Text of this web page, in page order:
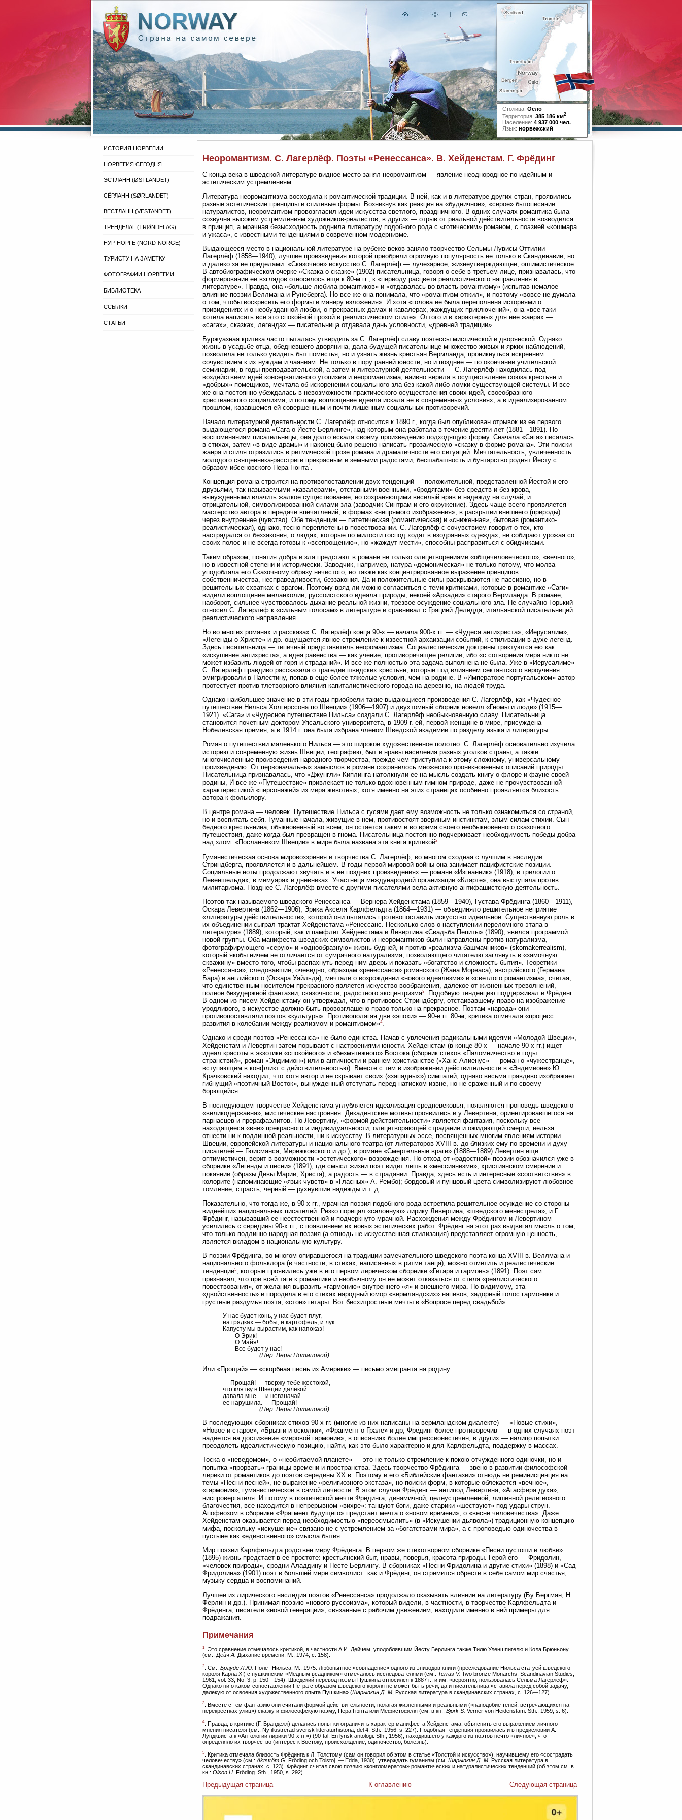
Столица: Осло
Территория: 385 186 км2
Население: 4 937 000 чел.
Язык: норвежский
ИСТОРИЯ НОРВЕГИИ
НОРВЕГИЯ СЕГОДНЯ
ЭСТЛАНН (ØSTLANDET)
СЁРЛАНН (SØRLANDET)
ВЕСТЛАНН (VESTANDET)
ТРЁНДЕЛАГ (TRØNDELAG)
НУР-НОРГЕ (NORD-NORGE)
ТУРИСТУ НА ЗАМЕТКУ
ФОТОГРАФИИ НОРВЕГИИ
БИБЛИОТЕКА
ССЫЛКИ
СТАТЬИ
Неоромантизм. С. Лагерлёф. Поэты «Ренессанса». В. Хейденстам. Г. Фрёдинг
С конца века в шведской литературе видное место занял неоромантизм — явление неоднородное по идейным и
эстетическим устремлениям.
Литература неоромантизма восходила к романтической традиции. В ней, как и в литературе других стран, проявились
разные эстетические принципы и стилевые формы. Возникнув как реакция на «будничное», «серое» бытописание
натуралистов, неоромантизм провозгласил идеи искусства светлого, праздничного. В одних случаях романтика была
созвучна высоким устремлениям художников-реалистов, в других — отрыв от реальной действительности возводился
в принцип, а мрачная безысходность роднила литературу подобного рода с «готическим» романом, с поэзией «кошмара
и ужаса», с известными тенденциями в современном модернизме.
Выдающееся место в национальной литературе на рубеже веков заняло творчество Сельмы Лувисы Оттилии
Лагерлёф (1858—1940), лучшие произведения которой приобрели огромную популярность не только в Скандинавии, но
и далеко за ее пределами. «Сказочное» искусство С. Лагерлёф — лучезарное, жизнеутверждающее, оптимистическое.
В автобиографическом очерке «Сказка о сказке» (1902) писательница, говоря о себе в третьем лице, признавалась, что
формирование ее взглядов относилось еще к 80-м гг., к «периоду расцвета реалистического направления в
литературе». Правда, она «больше любила романтиков» и «отдавалась во власть романтизму» (испытав немалое
влияние поэзии Веллмана и Рунеберга). Но все же она понимала, что «романтизм отжил», и поэтому «вовсе не думала
о том, чтобы воскресить его формы и манеру изложения». И хотя «голова ее была переполнена историями о
привидениях и о необузданной любви, о прекрасных дамах и кавалерах, жаждущих приключений», она «все-таки
хотела написать все это спокойной прозой в реалистическом стиле». Оттого и в характерных для нее жанрах —
«сагах», сказках, легендах — писательница отдавала дань условности, «древней традиции».
Буржуазная критика часто пыталась утвердить за С. Лагерлёф славу поэтессы мистической и дворянской. Однако
жизнь в усадьбе отца, обедневшего дворянина, дала будущей писательнице множество живых и ярких наблюдений,
позволила не только увидеть быт поместья, но и узнать жизнь крестьян Вермланда, проникнуться искренним
сочувствием к их нуждам и чаяниям. Не только в пору ранней юности, но и позднее — по окончании учительской
семинарии, в годы преподавательской, а затем и литературной деятельности — С. Лагерлёф находилась под
воздействием идей консервативного утопизма и неоромантизма, наивно верила в осуществление союза крестьян и
«добрых» помещиков, мечтала об искоренении социального зла без какой-либо ломки существующей системы. И все
же она постоянно убеждалась в невозможности практического осуществления своих идей, своеобразного
христианского социализма, и потому воплощение идеала искала не в современных условиях, а в идеализированном
прошлом, казавшемся ей совершенным и почти лишенным социальных противоречий.
Начало литературной деятельности С. Лагерлёф относится к 1890 г., когда был опубликован отрывок из ее первого
выдающегося романа «Сага о Йесте Берлинге», над которым она работала в течение десяти лет (1881—1891). По
воспоминаниям писательницы, она долго искала своему произведению подходящую форму. Сначала «Сага» писалась
в стихах, затем «в виде драмы» и наконец было решено написать прозаическую «сказку в форме романа». Эти поиски
жанра и стиля отразились в ритмической прозе романа и драматичности его ситуаций. Мечтательность, увлеченность
молодого священника-расстриги прекрасным и земными радостями, бесшабашность и бунтарство роднят Йесту с
образом ибсеновского Пера Гюнта1.
Концепция романа строится на противопоставлении двух тенденций — положительной, представленной Йестой и его
друзьями, так называемыми «кавалерами», отставными военными, «бродягами» без средств и без крова,
вынужденными влачить жалкое существование, но сохраняющими веселый нрав и надежду на случай, и
отрицательной, символизированной силами зла (заводчик Синтрам и его окружение). Здесь чаще всего проявляется
мастерство автора в передаче впечатлений, в формах «непрямого изображения», в раскрытии внешнего (природы)
через внутреннее (чувство). Обе тенденции — патетическая (романтическая) и «сниженная», бытовая (романтико-
реалистическая), однако, тесно переплетены в повествовании. С. Лагерлёф с сочувствием говорит о тех, кто
настрадался от беззакония, о людях, которые по милости господ ходят в изодранных одеждах, не собирают урожая со
своих полос и не всегда готовы к «всепрощению», но «жаждут мести», способны расправиться с обидчиками.
Таким образом, понятия добра и зла предстают в романе не только олицетворениями «общечеловеческого», «вечного»,
но в известной степени и исторически. Заводчик, например, натура «демоническая» не только потому, что молва
уподобляла его Сказочному образу нечистого, но также как концентрированное выражение принципов
собственничества, несправедливости, беззакония. Да и положительные силы раскрываются не пассивно, но в
решительных схватках с врагом. Поэтому вряд ли можно согласиться с теми критиками, которые в романтике «Саги»
видели воплощение меланхолии, руссоистского идеала природы, некоей «Аркадии» старого Вермланда. В романе,
наоборот, сильнее чувствовалось дыхание реальной жизни, трезвое осуждение социального зла. Не случайно Горький
относил С. Лагерлёф к «сильным голосам» в литературе и сравнивал с Грацией Деледда, итальянской писательницей
реалистического направления.
Но во многих романах и рассказах С. Лагерлёф конца 90-х — начала 900-х гг. — «Чудеса антихриста», «Иерусалим»,
«Легенды о Христе» и др. ощущается явное стремление к известной архаизации событий, к стилизации в духе легенд.
Здесь писательница — типичный представитель неоромантизма. Социалистические доктрины трактуются ею как
«искушение антихриста», а идея равенства — как учение, противоречащее религии, ибо «с сотворения мира никто не
может избавить людей от горя и страданий». И все же полностью эта задача выполнена не была. Уже в «Иерусалиме»
С. Лагерлёф правдиво рассказала о трагедии шведских крестьян, которые под влиянием сектантского вероучения
эмигрировали в Палестину, попав в еще более тяжелые условия, чем на родине. В «Императоре португальском» автор
протестует против тлетворного влияния капиталистического города на деревню, на людей труда.
Однако наибольшее значение в эти годы приобрели такие выдающиеся произведения С. Лагерлёф, как «Чудесное
путешествие Нильса Холгерссона по Швеции» (1906—1907) и двухтомный сборник новелл «Гномы и люди» (1915—
1921). «Сага» и «Чудесное путешествие Нильса» создали С. Лагерлёф необыкновенную славу. Писательница
становится почетным доктором Упсальского университета, в 1909 г. ей, первой женщине в мире, присуждена
Нобелевская премия, а в 1914 г. она была избрана членом Шведской академии по разделу языка и литературы.
Роман о путешествии маленького Нильса — это широкое художественное полотно. С. Лагерлёф основательно изучила
историю и современную жизнь Швеции, географию, быт и нравы населения разных уголков страны, а также
многочисленные произведения народного творчества, прежде чем приступила к этому сложному, универсальному
произведению. От первоначальных замыслов в романе сохранилось множество проникновенных описаний природы.
Писательница признавалась, что «Джунгли» Киплинга натолкнули ее на мысль создать книгу о флоре и фауне своей
родины, И все же «Путешествие» привлекает не только вдохновенным гимном природе, даже не прочувствованной
характеристикой «персонажей» из мира животных, хотя именно на этих страницах особенно проявляется близость
автора к фольклору.
В центре романа — человек. Путешествие Нильса с гусями дает ему возможность не только ознакомиться со страной,
но и воспитать себя. Гуманные начала, живущие в нем, противостоят звериным инстинктам, злым силам стихии. Сын
бедного крестьянина, обыкновенный во всем, он остается таким и во время своего необыкновенного сказочного
путешествия, даже когда был превращен в гнома. Писательница постоянно подчеркивает необходимость победы добра
над злом. «Посланником Швеции» в мире была названа эта книга критикой2.
Гуманистическая основа мировоззрения и творчества С. Лагерлёф, во многом сходная с лучшим в наследии
Стриндберга, проявляется и в дальнейшем. В годы первой мировой войны она занимает пацифистские позиции.
Социальные ноты продолжают звучать и в ее поздних произведениях — романе «Изгнанник» (1918), в трилогии о
Левеншельдах, в мемуарах и дневниках. Участница международной организации «Кларте», она выступала против
милитаризма. Позднее С. Лагерлёф вместе с другими писателями вела активную антифашистскую деятельность.
Поэтов так называемого шведского Ренессанса — Вернера Хейденстама (1859—1940), Густава Фрёдинга (1860—1911),
Оскара Левертина (1862—1906), Эрика Акселя Карлфельдта (1864—1931) — объединяло решительное неприятие
«литературы действительности», которой они пытались противопоставить искусство идеальное. Существенную роль в
их объединении сыграл трактат Хейденстама «Ренессанс. Несколько слов о наступлении переломного этапа в
литературе» (1889), который, как и памфлет Хейденстама и Левертина «Свадьба Пепиты» (1890), явился программой
новой группы. Оба манифеста шведских символистов и неоромантиков были направлены против натурализма,
фотографирующего «серую» и «однообразную» жизнь будней, и против «реализма башмачников» (skomakerrealism),
который якобы ничем не отличается от сумрачного натурализма, позволяющего читателю заглянуть в «замочную
скважину» вместо того, чтобы распахнуть перед ним дверь и показать «богатство и сложность бытия». Теоретики
«Ренессанса», следовавшие, очевидно, образцам «ренессанса» романского (Жана Мореаса), австрийского (Германа
Бара) и английского (Оскара Уайльда), мечтали о возрождении «нового идеализма» и «светлого романтизма», считая,
что единственным носителем прекрасного является искусство воображения, далекое от жизненных треволнений,
полное безудержной фантазии, сказочности, радостного эксцентризма3
. Подобную тенденцию поддерживал и Фрёдинг.
В одном из писем Хейденстаму он утверждал, что в противовес Стриндбергу, отстаивавшему право на изображение
уродливого, в искусстве должно быть провозглашено право только на прекрасное. Поэтам «народа» они
противопоставляли поэтов «культуры». Противополагая две «эпохи» — 90-е гг. 80-м, критика отмечала «процесс
развития в колебании между реализмом и романтизмом»4.
Однако и среди поэтов «Ренессанса» не было единства. Начав с увлечения радикальными идеями «Молодой Швеции»,
Хейденстам и Левертин затем порывают с настроениями юности. Хейденстам (в конце 80-х — начале 90-х гг.) ищет
идеал красоты в экзотике «спокойного» и «безмятежного» Востока (сборник стихов «Паломничество и годы
странствий», роман «Эндимион») или в античности и раннем христианстве («Ханс Алиенус» — роман о «чужестранце»,
вступающем в конфликт с действительностью). Вместе с тем в изображении действительности в «Эндимионе» Ю.
Крачковский находил, что хотя автор и не скрывает своих («западных») симпатий, однако весьма правдиво изображает
гибнущий «поэтичный Восток», вынужденный отступать перед натиском извне, но не сраженный и по-своему
борющийся.
В последующем творчестве Хейденстама углубляется идеализация средневековья, появляются проповедь шведского
«великодержавна», мистические настроения. Декадентские мотивы проявились и у Левертина, ориентировавшегося на
парнасцев и прерафаэлитов. По Левертину, «формой действительности» является фантазия, поскольку все
находящееся «вне» прекрасного и индивидуальности, олицетворяющей страдание и ожидающей смерти, нельзя
отнести ни к подлинной реальности, ни к искусству. В литературных эссе, посвященных многим явлениям истории
Швеции, европейской литературы и национального театра (от литераторов XVIII в. до близких ему по времени и духу
писателей — Гюисманса, Мережковского и др.), в романе «Смертельные враги» (1888—1889) Левертин еще
оптимистичен, верит в возможности «эстетического» возрождения. Но отход от «радостной» поэзии обозначился уже в
сборнике «Легенды и песни» (1891), где смысл жизни поэт видит лишь в «мессианизме», христианском смирении и
покаянии (образы Девы Марии, Христа), а радость — в страдании. Правда, здесь есть и интересные «соответствия» в
колорите (напоминающие «язык чувств» в «Гласных» А. Рембо); бордовый и пунцовый цвета символизируют любовное
томление, страсть, черный — рухнувшие надежды и т. д.
Показательно, что тогда же, в 90-х гг., мрачная поэзия подобного рода встретила решительное осуждение со стороны
виднейших национальных писателей. Резко порицал «салонную» лирику Левертина, «шведского менестреля», и Г.
Фрёдинг, называвший ее неестественной и подчеркнуто мрачной. Расхождения между Фрёдингом и Левертином
усилились с середины 90-х гг., с появлением их новых эстетических работ. Фрёдинг на этот раз выдвигал мысль о том,
что только подлинно народная поэзия (а отнюдь не искусственная стилизация) представляет огромную ценность,
является вкладом в национальную культуру.
В поэзии Фрёдинга, во многом опиравшегося на традиции замечательного шведского поэта конца XVIII в. Веллмана и
национального фольклора (в частности, в стихах, написанных в ритме танца), можно отметить и реалистические
тенденции5, которые проявились уже в его первом лирическом сборнике «Гитара и гармонь» (1891). Поэт сам
признавал, что при всей тяге к романтике и необычному он не может отказаться от стиля «реалистического
повествования», от желания выразить «гармонию» внутреннего «я» и внешнего мира. По-видимому, эта
«двойственность» и породила в его стихах народный юмор «вермландских» напевов, задорный голос гармоники и
грустные раздумья поэта, «стон» гитары. Вот бесхитростные мечты в «Вопросе перед свадьбой»:
У нас будет конь, у нас будет плуг,
на грядках — бобы, и картофель, и лук.
Капусту мы вырастим, как напоказ!
О Эрик!
О Майя!
Все будет у нас!
(Пер. Веры Потаповой)
Или «Прощай» — «скорбная песнь из Америки» — письмо эмигранта на родину:
— Прощай! — твержу тебе жестокой,
что клятву в Швеции далекой
давала мне — и невзначай
ее нарушила. — Прощай!
(Пер. Веры Потаповой)
В последующих сборниках стихов 90-х гг. (многие из них написаны на вермландском диалекте) — «Новые стихи»,
«Новое и старое», «Брызги и осколки», «Фрагмент о Грале» и др, Фрёдинг более противоречив — в одних случаях поэт
надеется на достижение «мировой гармонии», в описаниях более импрессионистичен, в других — налицо попытки
преодолеть идеалистическую позицию, найти, как это было характерно и для Карлфельдта, поддержку в массах.
Тоска о «неведомом», о «необитаемой планете» — это не только стремление к покою отчужденного одиночки, но и
попытка «прорвать» границы времени и пространства. Здесь творчество Фрёдинга — звено в развитии философской
лирики от романтиков до поэтов середины XX в. Поэтому и его «Библейские фантазии» отнюдь не реминисценция на
темы «Песни песней», не выражение «религиозного экстаза», но поиски форм, в которые облекается «вечное»,
«гармония», гуманистическое в самой личности. В этом случае Фрёдинг — антипод Левертина, «Агасфера духа»,
ниспровергателя. И потому в поэтической мечте Фрёдинга, динамичной, целеустремленной, лишенной религиозного
благочестия, все находится в непрерывном «вихре»: танцуют боги, даже старики «шествуют» под удары струн.
Апофеозом в сборнике «Фрагмент будущего» предстает мечта о «новом времени», о «весне человечества». Даже
Хейденстам оказывается перед необходимостью «переосмыслить» (в «Искушении дьявола») традиционную концепцию
мифа, поскольку «искушение» связано не с устремлением за «богатствами мира», а с проповедью одиночества в
пустыне как «единственного» смысла бытия.
Мир поэзии Карлфельдта родствен миру Фрёдинга. В первом же стихотворном сборнике «Песни пустоши и любви»
(1895) жизнь предстает в ее простоте: крестьянский быт, нравы, поверья, красота природы. Герой его — Фридолин,
«человек природы», сродни Аладдину и Песте Берлингу. В сборниках «Песни Фридолина и другие стихи» (1898) и «Сад
Фридолина» (1901) поэт в большей мере символист: как и Фрёдинг, он стремится обрести в себе самом мир счастья,
музыку сердца и воспоминаний.
Лучшее из лирического наследия поэтов «Ренессанса» продолжало оказывать влияние на литературу (Бу Бергман, Н.
Ферлин и др.). Принимая поэзию «нового руссоизма», который видели, в частности, в творчестве Карлфельдта и
Фрёдинга, писатели «новой генерации», связанные с рабочим движением, находили именно в ней примеры для
подражания.
Примечания
1
. Это сравнение отмечалось критикой, в частности А.И. Дейчем, уподоблявшим Йесту Берлинга также Тилю Уленшпигелю и Кола Брюньону
(см.: Дейч А. Дыхание времени. М., 1974, с. 158).
2 . См.: Брауде Л.Ю. Полет Нильса. М., 1975. Любопытное «совпадение» одного из эпизодов книги (преследование Нильса статуей шведского
короля Карла XI) с пушкинским «Медным всадником» отмечалось исследователями (см.: Terras V. Two bronze Monarchs. Scandinavian Studies,
1961, vol. 33, No. 3, p. 150—154). Шведский перевод поэмы Пушкина относился к 1887 г., и им, «вероятно, пользовалась Сельма Лагерлёф».
Однако ни о каком сопоставлении Петра с образом шведского короля не может быть речи, да и писательница «ставила перед собой задачу,
далекую от освоения художественного опыта Пушкина» (Шарыпкин Д. М , Русская литература в скандинавских странах, с. 126—127).
3
. Вместе с тем фантазию они считали формой действительности, полагая жизненными и реальными («наподобие теней, встречающихся на
перекрестках улиц») сказку и философскую поэму, Пера Гюнта или Мефистофеля (см. в кн.: Björk S. Verner von Heidenstam. Sth., 1959, s. 6).
4. Правда, в критике (Г. Бранделл) делались попытки ограничить характер манифеста Хейденстама, объяснить его выражением личного
мнения писателя (см.: Ny illustrerad svensk litteraturhistoria, del 4, Sth., 1956, s. 227). Подобная тенденция проявилась и в предисловии А.
Лундквиста к «Антологии лирики 90-х гг.») (90-tal. En lyrisk antologi. Sth., 1956), находившего у каждого из поэтов нечто «личное», что
определяло их творчество (интерес к Востоку, происхождение, одиночество, болезнь).
5
. Критика отмечала близость Фрёдинга к Л. Толстому (сам он говорил об этом в статье «Толстой и искусство»), научившему его «сострадать
человечеству» (см.: Aktström G. Fröding och Tolstoj. — Edda, 1930), утверждать гуманизм (см. Шарыпкин Д. М , Русская литература в
скандинавских странах, с. 123). Фрёдинг считал свою поэзию «конгломератом» романтических и натуралистических тенденций (об этом см. в
кн.: Olson H. Fröding. Sth., 1950, s. 292).
Предыдущая страница К оглавлению Следующая страница